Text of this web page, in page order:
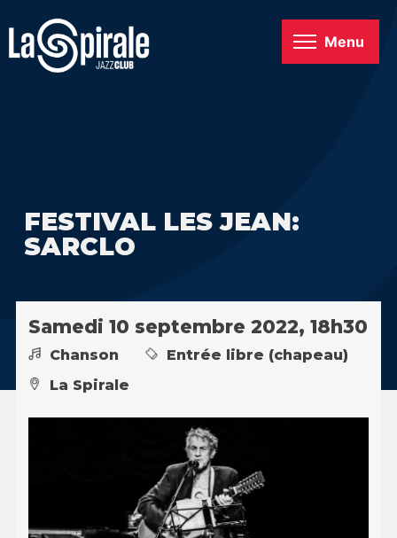
Menu
FESTIVAL LES JEAN:
SARCLO
Samedi 10 septembre 2022, 18h30
Chanson
Entrée libre (chapeau)
La Spirale